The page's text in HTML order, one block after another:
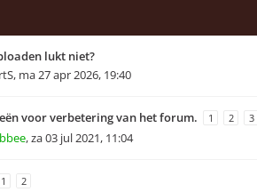
lukt niet?
, ma 27 apr 2026, 19:40
voor verbetering van het forum. 1 2 3
,za 03 jul 2021, 11:04
1 2